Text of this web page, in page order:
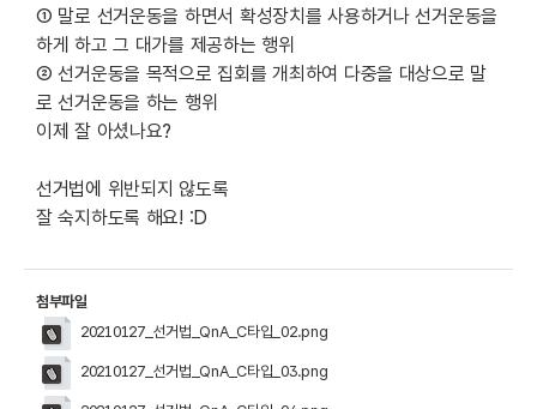
① 말로 선거운동을 하면서 확성장치를 사용하거나 선거운동을
하게 하고 그 대가를 제공하는 행위
② 선거운동을 목적으로 집회를 개최하여 다중을 대상으로 말
로 선거운동을 하는 행위
이제 잘 아셨나요?
선거법에 위반되지 않도록
잘 숙지하도록 해요! :D
첨부파일
20210127_선거법_QnA_C타입_02.png
20210127_선거법_QnA_C타입_03.png